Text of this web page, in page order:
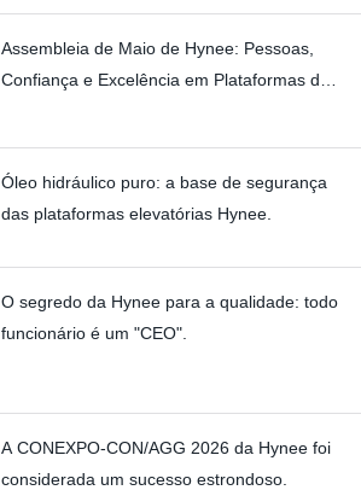
Assembleia de Maio de Hynee: Pessoas,
Confiança e Excelência em Plataformas de
Óleo hidráulico puro: a base de segurança
das plataformas elevatórias Hynee.
O segredo da Hynee para a qualidade: todo
funcionário é um "CEO".
A CONEXPO-CON/AGG 2026 da Hynee foi
considerada um sucesso estrondoso.